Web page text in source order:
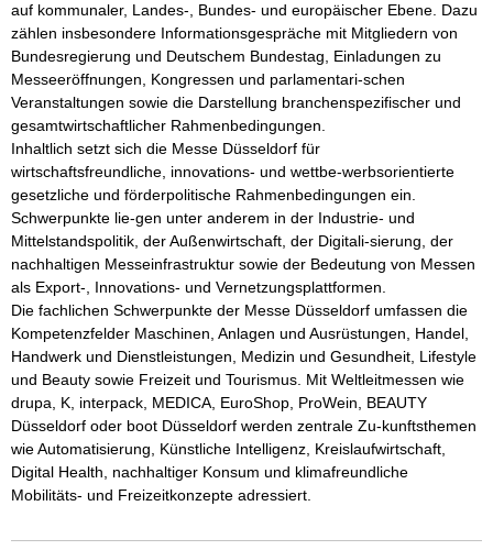
auf kommunaler, Landes-, Bundes- und europäischer Ebene. Dazu
zählen insbesondere Informationsgespräche mit Mitgliedern von
Bundesregierung und Deutschem Bundestag, Einladungen zu
Messeeröffnungen, Kongressen und parlamentari-schen
Veranstaltungen sowie die Darstellung branchenspezifischer und
gesamtwirtschaftlicher Rahmenbedingungen.
Inhaltlich setzt sich die Messe Düsseldorf für
wirtschaftsfreundliche, innovations- und wettbe-werbsorientierte
gesetzliche und förderpolitische Rahmenbedingungen ein.
Schwerpunkte lie-gen unter anderem in der Industrie- und
Mittelstandspolitik, der Außenwirtschaft, der Digitali-sierung, der
nachhaltigen Messeinfrastruktur sowie der Bedeutung von Messen
als Export-, Innovations- und Vernetzungsplattformen.
Die fachlichen Schwerpunkte der Messe Düsseldorf umfassen die
Kompetenzfelder Maschinen, Anlagen und Ausrüstungen, Handel,
Handwerk und Dienstleistungen, Medizin und Gesundheit, Lifestyle
und Beauty sowie Freizeit und Tourismus. Mit Weltleitmessen wie
drupa, K, interpack, MEDICA, EuroShop, ProWein, BEAUTY
Düsseldorf oder boot Düsseldorf werden zentrale Zu-kunftsthemen
wie Automatisierung, Künstliche Intelligenz, Kreislaufwirtschaft,
Digital Health, nachhaltiger Konsum und klimafreundliche
Mobilitäts- und Freizeitkonzepte adressiert.